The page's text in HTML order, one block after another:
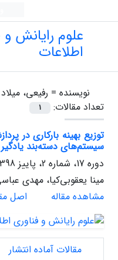
علوم رایانش و
اطلاعات
نویسنده = رفیعی، میلاد
تعداد مقالات:
1
توزیع بهینه بارکاری در
سیستم‌های دسته‌بند
دوره 17، شماره 2، پاییز 1398
مینا یعقوبی‌کیا، مهدی
مشاهده مقاله
اصل
مقالات آماده انتشار